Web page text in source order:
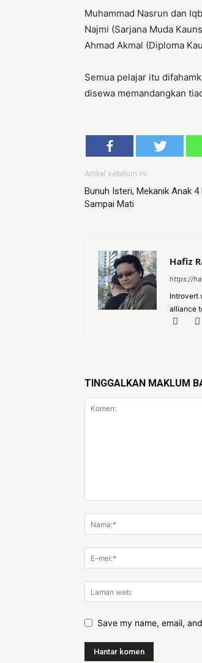
Muhammad Nasrun dan
Najmi (Sarjana Muda
Ahmad Akmal (Diploma
Semua pelajar itu
disewa memandangkan
Artikel sebelum ini
Bunuh Isteri, Mekanik Anak 4
Sampai Mati
Hafiz
https://
Introvert
alliance
TINGGALKAN MAKLUM
Save my name, email,